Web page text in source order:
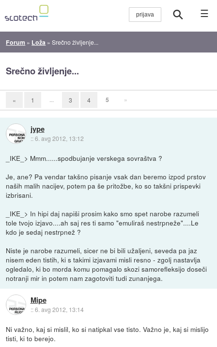
☰
Forum » Loža »Srečno življenje...
Srečno življenje...
« 1 ... 3 4 5 »
jype
::6. avg 2012, 13:12
_IKE_> Mmm......spodbujanje verskega sovraštva ?
Je, ane? Pa vendar takšno pisanje vsak dan beremo izpod prstov
naših malih nacijev, potem pa še pritožbe, ko so takšni prispevki
izbrisani.
_IKE_> In hipi daj napiši prosim kako smo spet narobe razumeli
tole tvojo izjavo....ah saj res ti samo "emuliraš nestrpneže"....Le
kdo je sedaj nestrpnež ?
Niste je narobe razumeli, sicer ne bi bili užaljeni, seveda pa jaz
nisem eden tistih, ki s takimi izjavami misli resno - zgolj nastavlja
ogledalo, ki bo morda komu pomagalo skozi samorefleksijo doseči
notranji mir in potem nam zagotoviti tudi zunanjega.
Mipe
::6. avg 2012, 13:14
Ni važno, kaj si mislil, ko si natipkal vse tisto. Važno je, kaj si mislijo
tisti, ki to berejo.